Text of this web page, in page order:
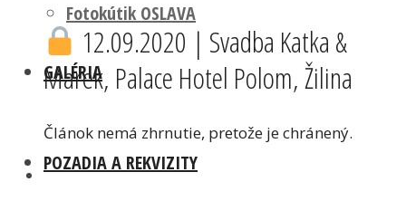
Fotokútik OSLAVA
GALÉRIA
POZADIA A REKVIZITY
12.09.2020 | Svadba Katka &
Marek, Palace Hotel Polom, Žilina
Článok nemá zhrnutie, pretože je chránený.